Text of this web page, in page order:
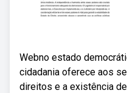
Webno estado
cidadania oferece aos
direitos e a existência